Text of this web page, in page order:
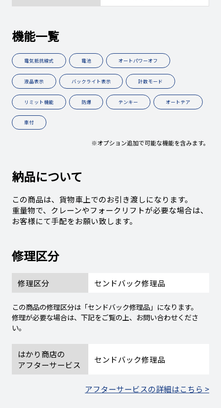
機能一覧
電気抵抗線式 電池 オートパワーオフ
液晶表示 バックライト表示 計数モード
リミット機能 防爆 テンキー オートテア
車付
※オプション追加で可能な機能を含みます。
納品について
この商品は、貨物車上でのお引き渡しになります。
重量物で、クレーンやフォークリフトが必要な場合は、
お客様にて手配をお願い致します。
修理区分
修理区分 センドバック修理品
この商品の修理区分は「センドバック修理品」になります。
修理が必要な場合は、下記をご覧の上、お問い合わせくださ
い。
はかり商店の
アフターサービス
センドバック修理品
アフターサービスの詳細はこちら >